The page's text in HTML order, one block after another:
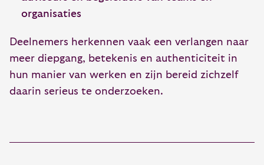
organisaties
Deelnemers herkennen vaak een verlangen naar
meer diepgang, betekenis en authenticiteit in
hun manier van werken en zijn bereid zichzelf
daarin serieus te onderzoeken.